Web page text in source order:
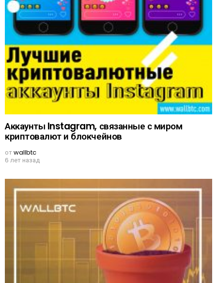
Аккаунты Instagram, связанные с миром
криптовалют и блокчейнов
отwallbtc
6 лет назад